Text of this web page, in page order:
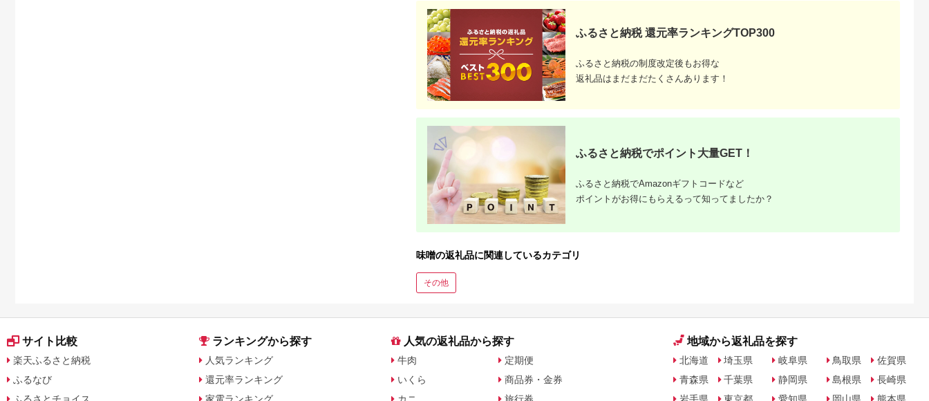
ふるさと納税 還元率ランキングTOP300
ふるさと納税の制度改定後もお得な
返礼品はまだまだたくさんあります！
ふるさと納税でポイント大量GET！
ふるさと納税でAmazonギフトコードなど
ポイントがお得にもらえるって知ってましたか？
味噌の返礼品に関連しているカテゴリ
その他
サイト比較
楽天ふるさと納税
ふるなび
ふるさとチョイス
ランキングから探す
人気ランキング
還元率ランキング
家電ランキング
人気の返礼品から探す
牛肉
いくら
カニ
定期便
商品券・金券
旅行券
地域から返礼品を探す
北海道
青森県
岩手県
埼玉県
千葉県
東京都
岐阜県
静岡県
愛知県
鳥取県
島根県
岡山県
佐賀県
長崎県
熊本県